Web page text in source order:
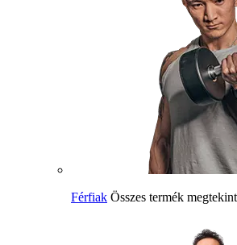
Férfiak Összes termék